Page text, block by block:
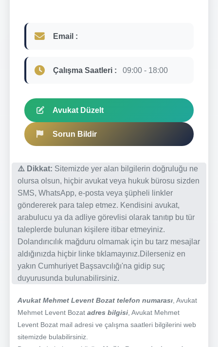
Email :
Çalışma Saatleri : 09:00 - 18:00
Avukat Düzelt
Sorun Bildir
⚠️ Dikkat: Sitemizde yer alan bilgilerin doğruluğu ne
olursa olsun, hiçbir avukat veya hukuk bürosu sizden
SMS, WhatsApp, e-posta veya şüpheli linkler
göndererek para talep etmez. Kendisini avukat,
arabulucu ya da adliye görevlisi olarak tanıtıp bu tür
taleplerde bulunan kişilere itibar etmeyiniz.
Dolandırıcılık mağduru olmamak için bu tarz mesajlar
aldığınızda hiçbir linke tıklamayınız.Dilerseniz en
yakın Cumhuriyet Başsavcılığı'na gidip suç
duyurusunda bulunabilirsiniz.
Avukat Mehmet Levent Bozat telefon numarası , Avukat
Mehmet Levent Bozat adres bilgisi , Avukat Mehmet
Levent Bozat mail adresi ve çalışma saatleri bilgilerini web
sitemizde bulabilirsiniz.